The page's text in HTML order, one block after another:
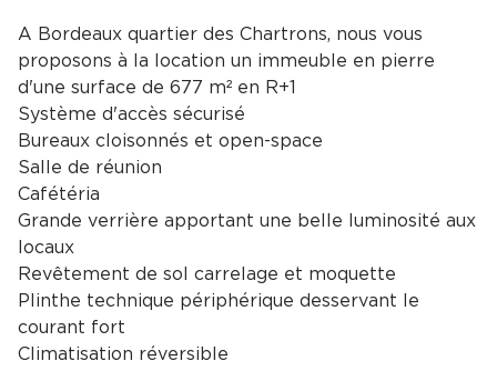
A Bordeaux quartier des Chartrons, nous vous
proposons à la location un immeuble en pierre
d'une surface de 677 m² en R+1
Système d'accès sécurisé
Bureaux cloisonnés et open-space
Salle de réunion
Cafétéria
Grande verrière apportant une belle luminosité aux
locaux
Revêtement de sol carrelage et moquette
Plinthe technique périphérique desservant le
courant fort
Climatisation réversible